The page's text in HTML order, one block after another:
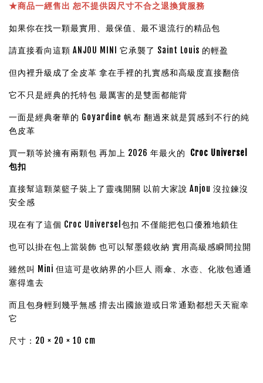
★商品一經售出 恕不提供因尺寸不合之退換貨服務
如果你在找一顆最實用、最保值、最不退流行的精品包
請直接看向這顆 ANJOU MINI 它承襲了 Saint Louis 的輕盈
但內裡升級成了全皮革 拿在手裡的扎實感和高級度直接翻倍
它不只是經典的托特包 最厲害的是雙面都能背
一面是經典奢華的 Goyardine 帆布 翻過來就是質感到不行的純
色皮革
買一顆等於擁有兩顆包 再加上 2026 年最火的 Croc Universel
包扣
直接幫這顆菜籃子裝上了靈魂開關 以前大家說 Anjou 沒拉鍊沒
安全感
現在有了這個 Croc Universel包扣 不僅能把包口優雅地鎖住
也可以掛在包上當裝飾 也可以幫墨鏡收納 實用高級感瞬間拉開
雖然叫 Mini 但這可是收納界的小巨人 雨傘、水壺、化妝包通通
塞得進去
而且包身輕到幾乎無感 揹去出國旅遊或日常通勤都想天天寵幸
它
尺寸：20 × 20 × 10 cm